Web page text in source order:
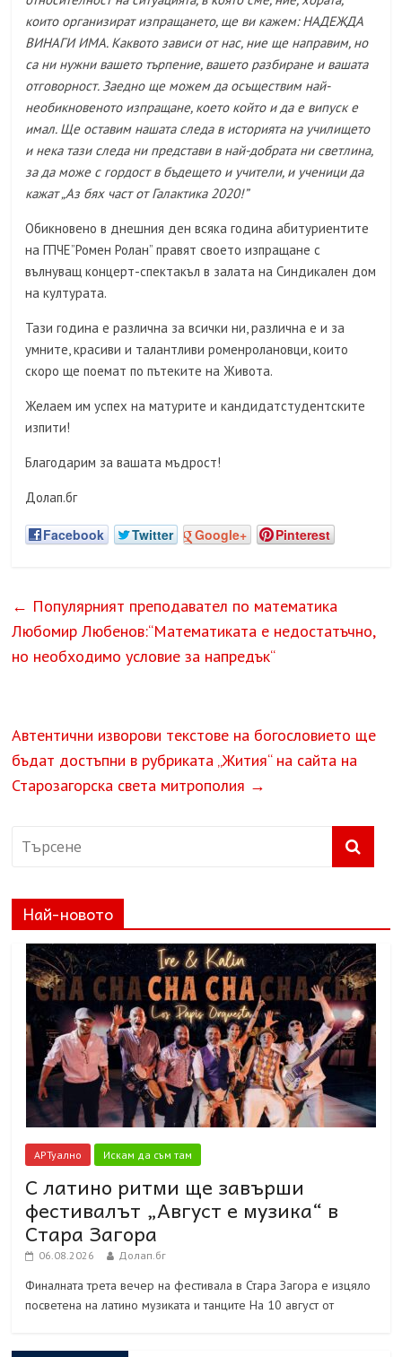
които организират изпращането, ще ви кажем: НАДЕЖДА
ВИНАГИ ИМА. Каквото зависи от нас, ние ще направим, но
са ни нужни вашето търпение, вашето разбиране и вашата
отговорност. Заедно ще можем да осъществим най-
необикновеното изпращане, което който и да е випуск е
имал. Ще оставим нашата следа в историята на училището
и нека тази следа ни представи в най-добрата ни светлина,
за да може с гордост в бъдещето и учители, и ученици да
кажат „Аз бях част от Галактика 2020!”
Обикновено в днешния ден всяка година абитуриентите
на ГПЧЕ”Ромен Ролан” правят своето изпращане с
вълнуващ концерт-спектакъл в залата на Синдикален дом
на културата.
Тази година е различна за всички ни, различна е и за
умните, красиви и талантливи роменролановци, които
скоро ще поемат по пътеките на Живота.
Желаем им успех на матурите и кандидатстудентските
изпити!
Благодарим за вашата мъдрост!
Долап.бг
Facebook Twitter Google+ Pinterest
← Популярният преподавател по математика
Любомир Любенов:“Математиката е недостатъчно,
но необходимо условие за напредък“
Автентични изворови текстове на богословието ще
бъдат достъпни в рубриката „Жития“ на сайта на
Старозагорска света митрополия →
Най-новото
АРТуално Искам да съм там
С латино ритми ще завърши
фестивалът „Август е музика“ в
Стара Загора
06.08.2026 Долап.бг
Финалната трета вечер на фестивала в Стара Загора е изцяло
посветена на латино музиката и танците На 10 август от